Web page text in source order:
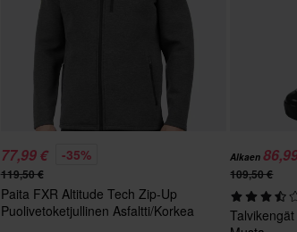
77,99 € -35%
119,50 €
Paita FXR Altitude Tech Zip-Up
Puolivetoketjullinen Asfaltti/Korkea
Alkaen
109,50 €